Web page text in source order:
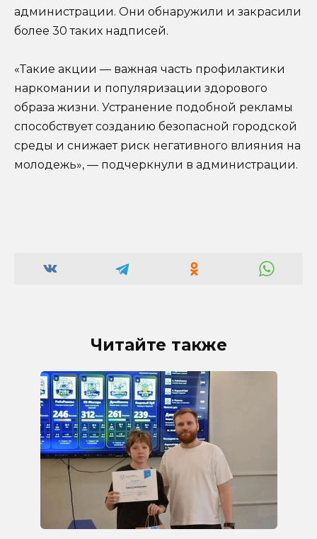
администрации. Они обнаружили и закрасили
более 30 таких надписей.
«Такие акции — важная часть профилактики
наркомании и популяризации здорового
образа жизни. Устранение подобной рекламы
способствует созданию безопасной городской
среды и снижает риск негативного влияния на
молодежь», — подчеркнули в администрации.
Читайте также